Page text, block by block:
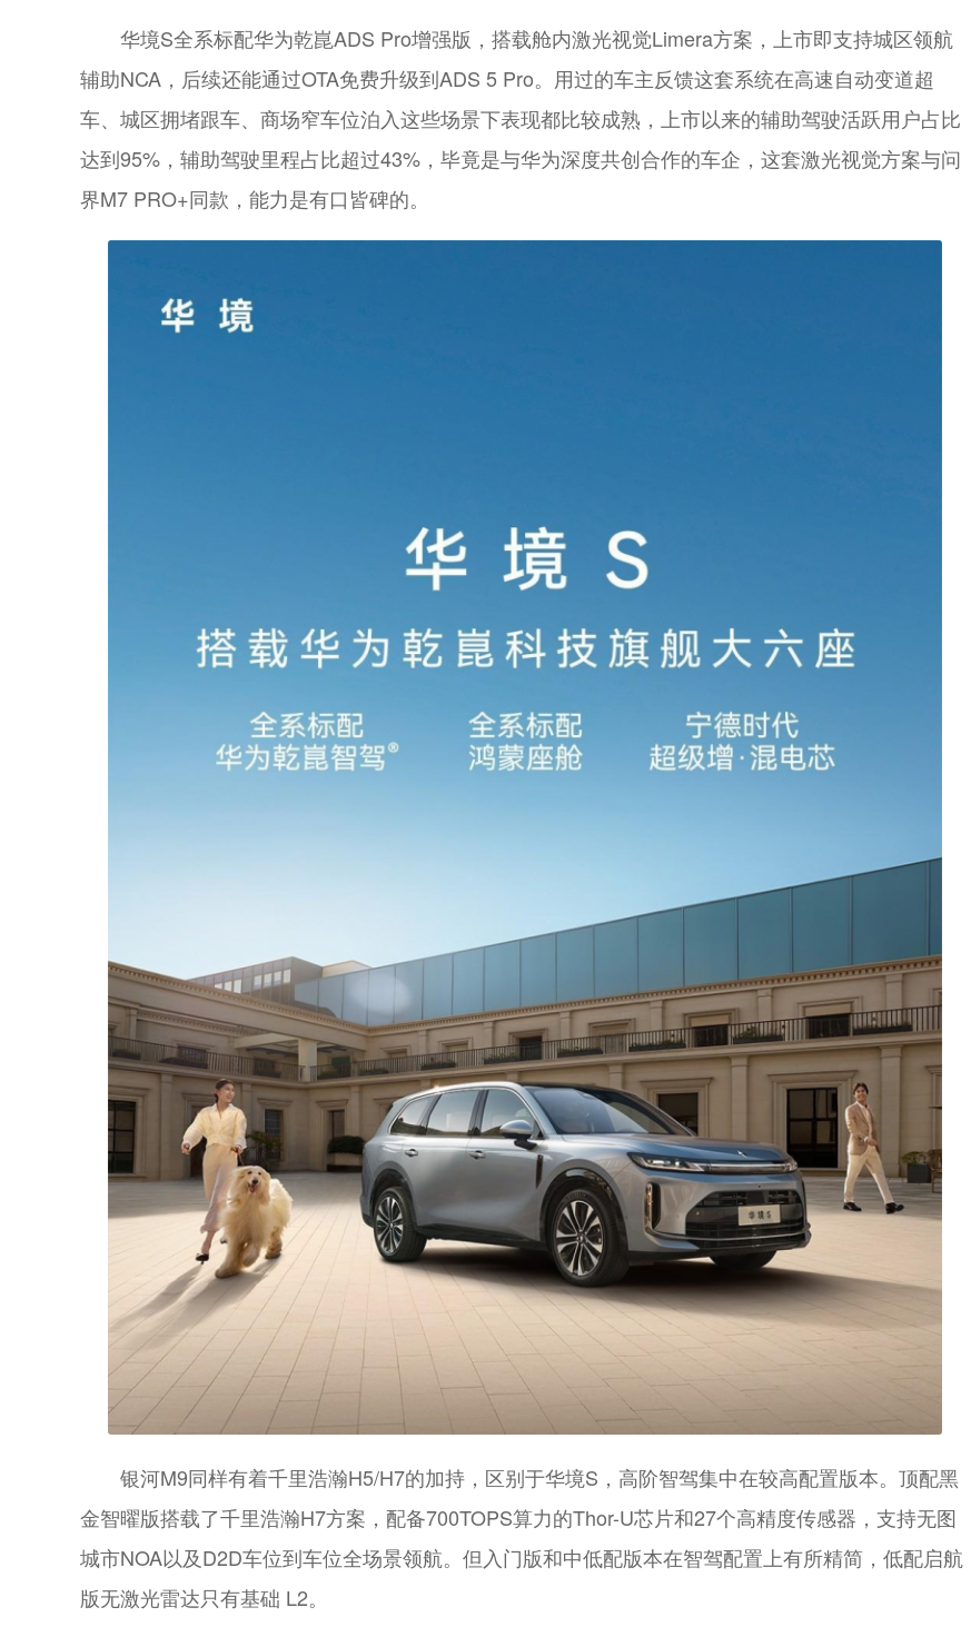
华境S全系标配华为乾崑ADS Pro增强版，搭载舱内激光视觉Limera方案，上市即支持城区领航
辅助NCA，后续还能通过OTA免费升级到ADS 5 Pro。用过的车主反馈这套系统在高速自动变道超
车、城区拥堵跟车、商场窄车位泊入这些场景下表现都比较成熟，上市以来的辅助驾驶活跃用户占比
达到95%，辅助驾驶里程占比超过43%，毕竟是与华为深度共创合作的车企，这套激光视觉方案与问
界M7 PRO+同款，能力是有口皆碑的。
银河M9同样有着千里浩瀚H5/H7的加持，区别于华境S，高阶智驾集中在较高配置版本。顶配黑
金智曜版搭载了千里浩瀚H7方案，配备700TOPS算力的Thor-U芯片和27个高精度传感器，支持无图
城市NOA以及D2D车位到车位全场景领航。但入门版和中低配版本在智驾配置上有所精简，低配启航
版无激光雷达只有基础 L2。